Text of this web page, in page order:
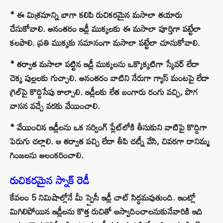
* ఈ మిశ్రమాన్ని బాగా కలిపి రుచికరమైన మసాలా తయారు
చేసుకోవాలి. అనంతరం ఇడ్లీ ముక్కలకు ఈ మసాలా పూర్తిగా పట్టేలా
కలపాలి. ప్రతి ముక్కకు సమానంగా మసాలా పట్టేలా చూసుకోవాలి.
* తర్వాత మసాలా పట్టిన ఇడ్లీ ముక్కలను ఒక్కొక్కటిగా స్కేవర్ లేదా
చెక్క పుల్లలకు గుచ్చాలి. అనంతరం వాటిని నేరుగా గ్యాస్ మంటపై లేదా
గ్రిల్‌పై కొద్దిసేపు కాల్చాలి. ఇడ్లీలకు లేత బంగారు రంగు వచ్చి, పొగ
వాసన వచ్చే వరకు వేయించాలి.
* వేయించిన ఇడ్లీలను ఒక సర్వింగ్ ప్లేట్‌లోకి తీసుకుని వాటిపై కొద్దిగా
పెరుగు చల్లాలి. ఆ తర్వాత పచ్చి లేదా తీపి చట్నీ వేసి, చివరగా దానిమ్మ
గింజలను అలంకరించాలి.
రుచికరమైన స్నాక్ రెడీ
కేవలం 5 నిమిషాల్లోనే మీ స్పైసీ ఇడ్లీ చాట్ సిద్ధమవుతుంది. ఇంట్లో
మిగిలిపోయిన ఇడ్లీలను కొత్త రుచితో ఆస్వాదించాలనుకునేవారికి ఇది